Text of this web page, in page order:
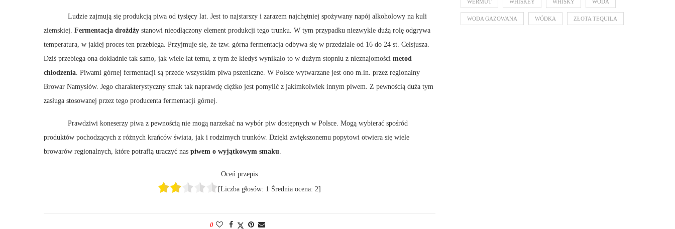
Ludzie zajmują się produkcją piwa od tysięcy lat. Jest to najstarszy i zarazem najchętniej spożywany napój alkoholowy na kuli
ziemskiej. Fermentacja drożdży stanowi nieodłączony element produkcji tego trunku. W tym przypadku niezwykle dużą rolę odgrywa
temperatura, w jakiej proces ten przebiega. Przyjmuje się, że tzw. górna fermentacja odbywa się w przedziale od 16 do 24 st. Celsjusza.
Dziś przebiega ona dokładnie tak samo, jak wiele lat temu, z tym że kiedyś wynikało to w dużym stopniu z nieznajomości metod
chłodzenia. Piwami górnej fermentacji są przede wszystkim piwa pszeniczne. W Polsce wytwarzane jest ono m.in. przez regionalny
Browar Namysłów. Jego charakterystyczny smak tak naprawdę ciężko jest pomylić z jakimkolwiek innym piwem. Z pewnością duża tym
zasługa stosowanej przez tego producenta fermentacji górnej.
Prawdziwi koneserzy piwa z pewnością nie mogą narzekać na wybór piw dostępnych w Polsce. Mogą wybierać spośród
produktów pochodzących z różnych krańców świata, jak i rodzimych trunków. Dzięki zwiększonemu popytowi otwiera się wiele
browarów regionalnych, które potrafią uraczyć nas piwem o wyjątkowym smaku.
Oceń przepis
[Liczba głosów: 1 Średnia ocena:2]
0
WERMUT WHISKEY WHISKY WODA
WODA GAZOWANA WÓDKA ZŁOTA TEQUILA